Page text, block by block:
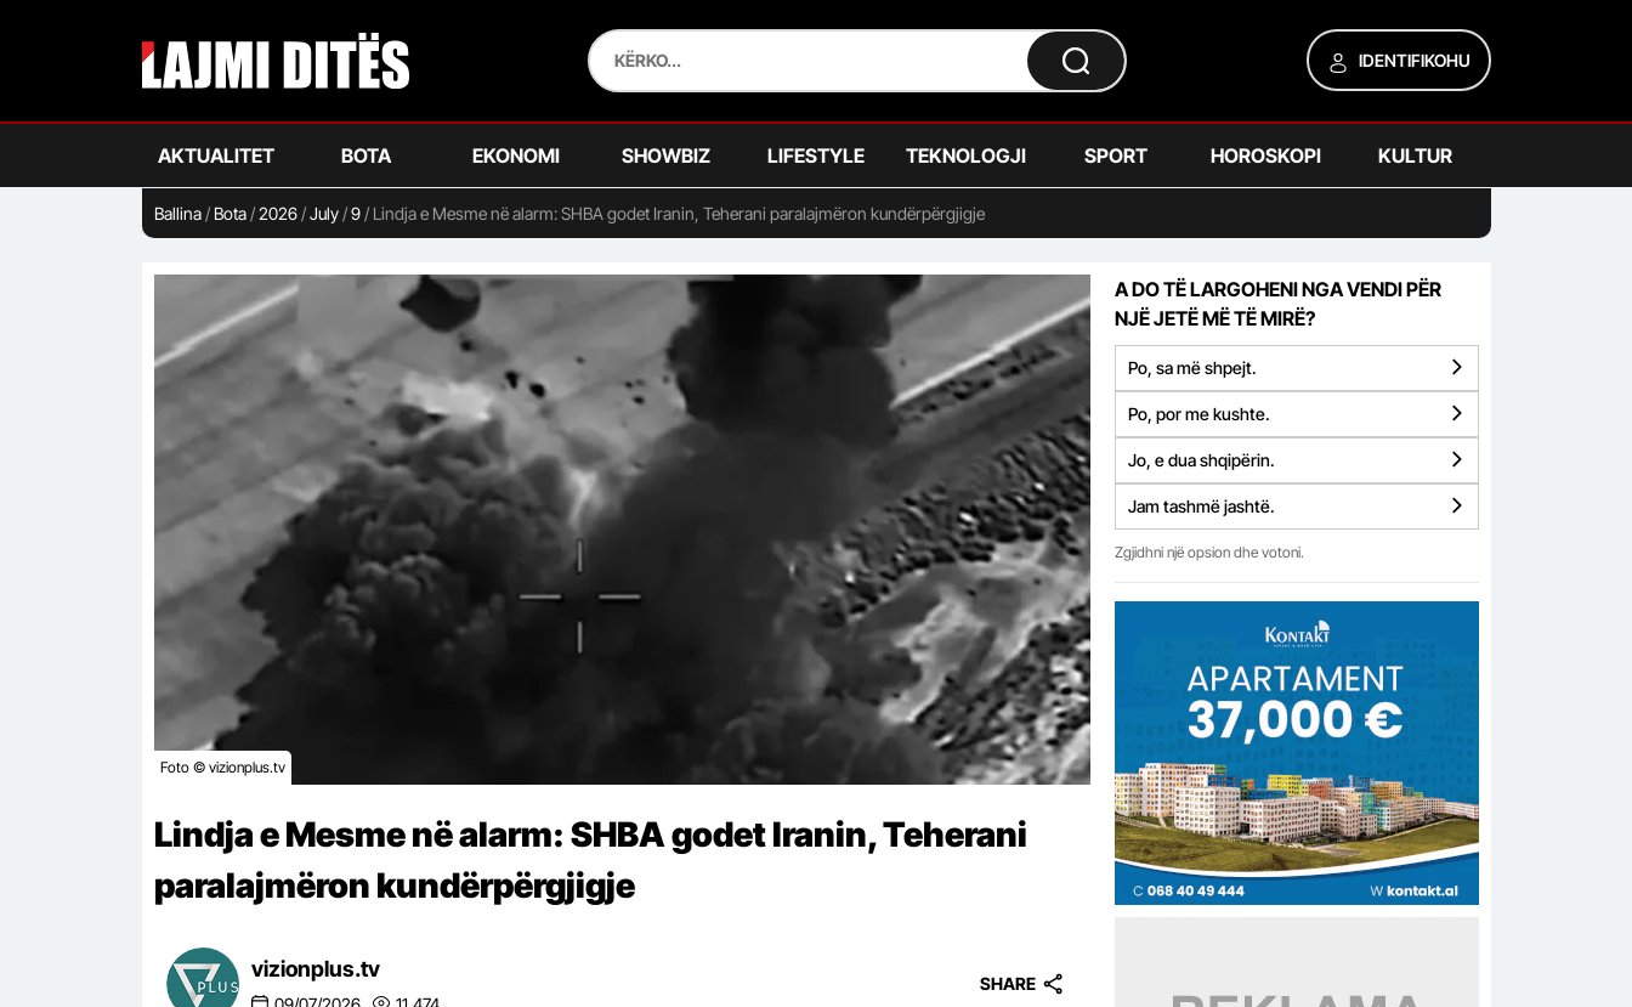
IDENTIFIKOHU
AKTUALITET BOTA EKONOMI SHOWBIZ LIFESTYLE TEKNOLOGJI SPORT HOROSKOPI KULTUR
Ballina/ Bota/2026/July/9/ Lindja e Mesme në alarm: SHBA godet Iranin, Teherani paralajmëron kundërpërgjigje
Foto © vizionplus.tv
Lindja e Mesme në alarm: SHBA godet Iranin, Teherani
paralajmëron kundërpërgjigje
vizionplus.tv
SHARE
A DO TË LARGOHENI NGA VENDI PËR
NJË JETË MË TË MIRË?
Po, sa më shpejt.
Po, por me kushte.
Jo, e dua shqipërin.
Jam tashmë jashtë.
Zgjidhni një opsion dhe votoni.